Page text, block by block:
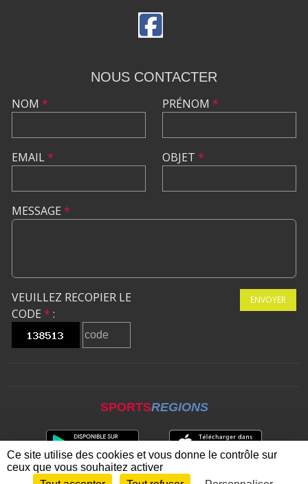
NOUS CONTACTER
NOM *
EMAIL*
PRÉNOM *
OBJET *
MESSAGE *
VEUILLEZ RECOPIER LE
CODE * :
ENVOYER
SPORTSREGIONS
Ce site utilise des cookies et vous donne le contrôle sur
ceux que vous souhaitez activer